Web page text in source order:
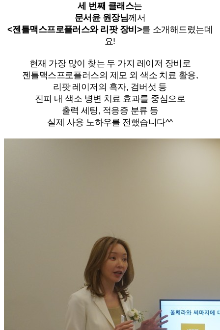
세 번째 클래스는
문서윤 원장님께서
<젠틀맥스프로플러스와 리팟 장비>를 소개해드렸는데
요!
현재 가장 많이 찾는 두 가지 레이저 장비로
젠틀맥스프로플러스의 제모 외 색소 치료 활용,
리팟 레이저의 흑자, 검버섯 등
진피 내 색소 병변 치료 효과를 중심으로
출력 세팅, 적응증 분류 등
실제 사용 노하우를 전했습니다^^